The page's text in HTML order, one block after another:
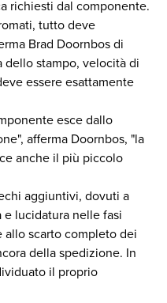
richiesti dal componente.
tutto deve
Brad Doornbos di
dello stampo, velocità di
essere esattamente
esce dallo
afferma Doornbos, "la
anche il più piccolo
aggiuntivi, dovuti a
lucidatura nelle fasi
allo scarto completo dei
della spedizione. In
il proprio